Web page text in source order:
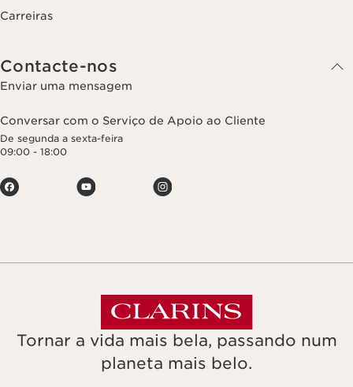
Carreiras
Contacte-nos
Enviar uma mensagem
Conversar com o Serviço de Apoio ao Cliente
De segunda a sexta-feira
09:00 - 18:00
Tornar a vida mais bela, passando num
planeta mais belo.